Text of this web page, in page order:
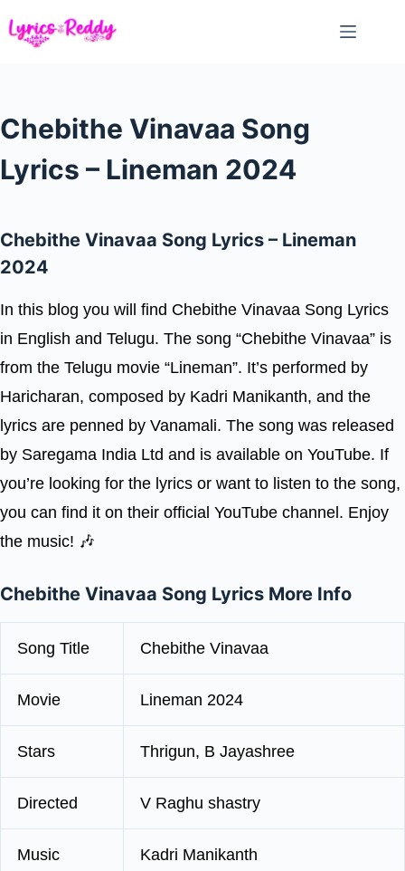
to
Chebithe Vinavaa Song
Lyrics – Lineman 2024
Chebithe Vinavaa Song Lyrics – Lineman
2024
In this blog you will find Chebithe Vinavaa Song Lyrics
in English and Telugu. The song “Chebithe Vinavaa” is
from the Telugu movie “Lineman”. It’s performed by
Haricharan, composed by Kadri Manikanth, and the
lyrics are penned by Vanamali. The song was released
by Saregama India Ltd and is available on YouTube. If
you’re looking for the lyrics or want to listen to the song,
you can find it on their official YouTube channel. Enjoy
the music! 🎶
Chebithe Vinavaa Song Lyrics More Info
Song Title Chebithe Vinavaa
Movie Lineman 2024
Stars Thrigun, B Jayashree
Directed V Raghu shastry
Music Kadri Manikanth